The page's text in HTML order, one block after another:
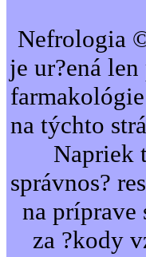
Nefrologia
je ur?ená
na týchto
Napriek
správnos?
na príprave
za ?kody